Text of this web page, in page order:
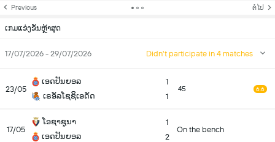
Previous ຕໍ່ໄປ
ເກມແຂ່ງຂັນຫຼ້າສຸດ
17/07/2026 - 29/07/2026 Didn't participate in 4 matches
23/05
ເອດປັນຍອລ
ເຣອັລໂຊຊິເອດັດ
1
1
45 6.6
17/05
ໂອຊາຊູນາ
ເອດປັນຍອລ
1
2
On the bench